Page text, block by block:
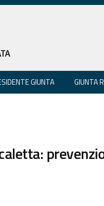
GIUNTA GIUNTA